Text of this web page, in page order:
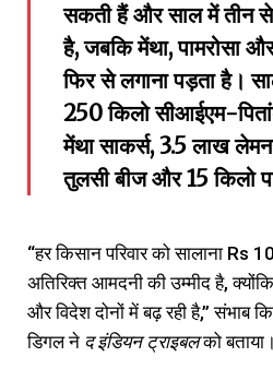
सकती हैं और साल में तीन से
है, जबकि मेंथा, पामरोसा
फिर से लगाना पड़ता है।
250 किलो सीआईएम-
मेंथा साकर्स, 3.5 लाख
तुलसी बीज और 15 किलो
“हर किसान परिवार को सालाना
अतिरिक्त आमदनी की उम्मीद है,
और विदेश दोनों में बढ़ रही है,” संभाब
डिगल ने दइंडियनट्राइबलको बताया।